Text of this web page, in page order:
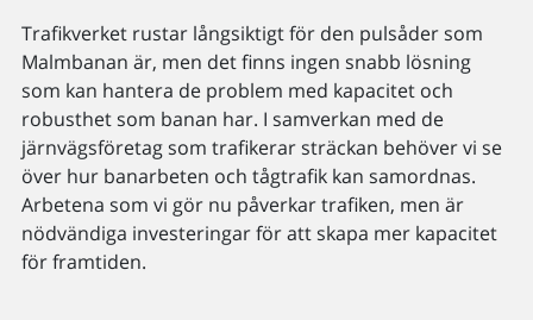
Trafikverket rustar långsiktigt för den pulsåder som
Malmbanan är, men det finns ingen snabb lösning
som kan hantera de problem med kapacitet och
robusthet som banan har. I samverkan med de
järnvägsföretag som trafikerar sträckan behöver vi se
över hur banarbeten och tågtrafik kan samordnas.
Arbetena som vi gör nu påverkar trafiken, men är
nödvändiga investeringar för att skapa mer kapacitet
för framtiden.